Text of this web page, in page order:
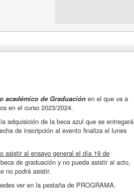
académico de Graduación en el que va a
en el curso 2023/2024.
adquisición de la beca azul que se entregará
de inscripción al evento finaliza el lunes
asistir al ensayo general el día 19 de
de graduación y no pueda asistir al acto,
no podrá asistir.
ver en la pestaña de PROGRAMA.